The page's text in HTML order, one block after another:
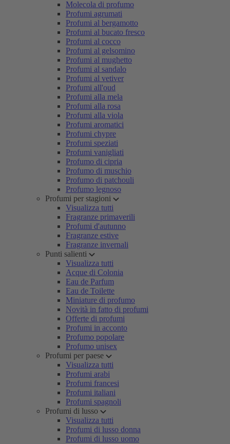
Molecola di profumo
Profumi agrumati
Profumi al bergamotto
Profumi al bucato fresco
Profumi al cocco
Profumi al gelsomino
Profumi al mughetto
Profumi al sandalo
Profumi al vetiver
Profumi all'oud
Profumi alla mela
Profumi alla rosa
Profumi alla viola
Profumi aromatici
Profumi chypre
Profumi speziati
Profumi vanigliati
Profumo di cipria
Profumo di muschio
Profumo di patchouli
Profumo legnoso
Profumi per stagioni
Visualizza tutti
Fragranze primaverili
Profumi d'autunno
Fragranze estive
Fragranze invernali
Punti salienti
Visualizza tutti
Acque di Colonia
Eau de Parfum
Eau de Toilette
Miniature di profumo
Novità in fatto di profumi
Offerte di profumi
Profumi in acconto
Profumo popolare
Profumo unisex
Profumi per paese
Visualizza tutti
Profumi arabi
Profumi francesi
Profumi italiani
Profumi spagnoli
Profumi di lusso
Visualizza tutti
Profumi di lusso donna
Profumi di lusso uomo